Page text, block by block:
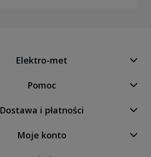
Elektro-met
Pomoc
Dostawa i płatności
Moje konto